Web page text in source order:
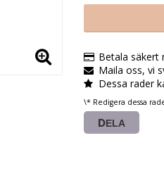
Betala säkert
Maila oss, vi
Dessa rader
\* Redigera dessa
DELA